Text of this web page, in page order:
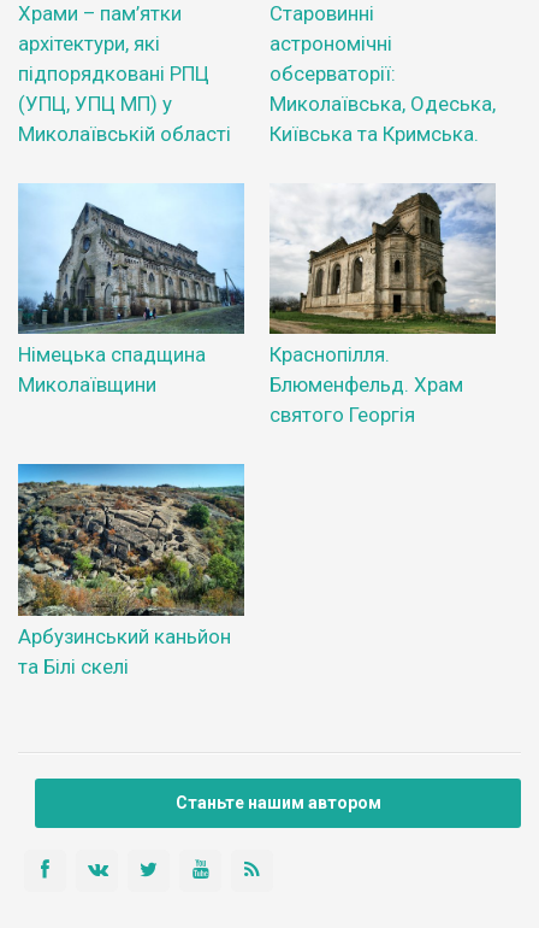
Храми – пам’ятки
архітектури, які
підпорядковані РПЦ
(УПЦ, УПЦ МП) у
Миколаївській області
Старовинні
астрономічні
обсерваторії:
Миколаївська, Одеська,
Київська та Кримська.
Німецька спадщина
Миколаївщини
Краснопілля.
Блюменфельд. Храм
святого Георгія
Арбузинський каньйон
та Білі скелі
Станьте нашим автором